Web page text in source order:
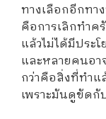
ทางเลือกอีกท
คือการเลิกทำค
แล้วไม่ได้มีประ
และหลายคนอา
กว่าคือสิ่งที่ทำแ
เพราะมันดูขัดกั